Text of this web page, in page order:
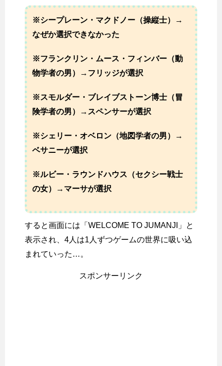
※シープレーン・マクドノー（操縦士）→
なぜか選択できなかった
※フランクリン・ムース・フィンバー（動
物学者の男）→フリッジが選択
※スモルダー・ブレイブストーン博士（冒
険学者の男）→スペンサーが選択
※シェリー・オベロン（地図学者の男）→
ベサニーが選択
※ルビー・ラウンドハウス（セクシー戦士
の女）→マーサが選択
すると画面には「WELCOME TO JUMANJI」と
表示され、4人は1人ずつゲームの世界に吸い込
まれていった…。
スポンサーリンク